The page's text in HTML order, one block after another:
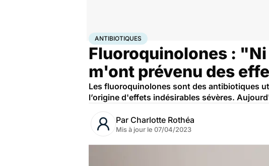
AccueilSantéMédicaments
ANTIBIOTIQUES
Fluoroquinolones :
m'ont prévenu des
Les fluoroquinolones sont des antibiotiques
l’origine d'effets indésirables sévères.
Par Charlotte Rothéa
Mis à jour le 07/04/2023